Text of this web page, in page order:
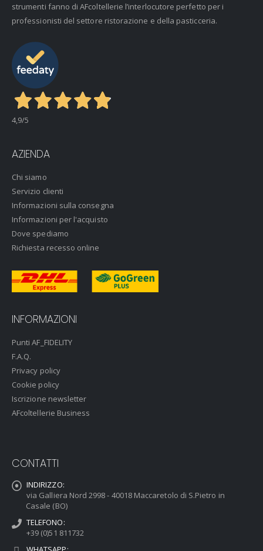
strumenti fanno di AFcoltellerie l’interlocutore perfetto per i
professionisti del settore ristorazione e della pasticceria.
4,9/5
AZIENDA
Chi siamo
Servizio clienti
Informazioni sulla consegna
Informazioni per l'acquisto
Dove spediamo
Richiesta recesso online
INFORMAZIONI
Punti AF_FIDELITY
F.A.Q.
Privacy policy
Cookie policy
Iscrizione newsletter
AFcoltellerie Business
CONTATTI
INDIRIZZO:
via Galliera Nord 2998 - 40018 Maccaretolo di S.Pietro in
Casale (BO)
TELEFONO:
+39 (0)51 811732